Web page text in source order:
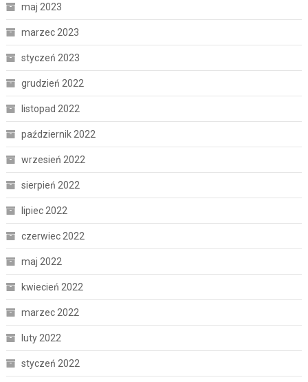
maj 2023
marzec 2023
styczeń 2023
grudzień 2022
listopad 2022
październik 2022
wrzesień 2022
sierpień 2022
lipiec 2022
czerwiec 2022
maj 2022
kwiecień 2022
marzec 2022
luty 2022
styczeń 2022